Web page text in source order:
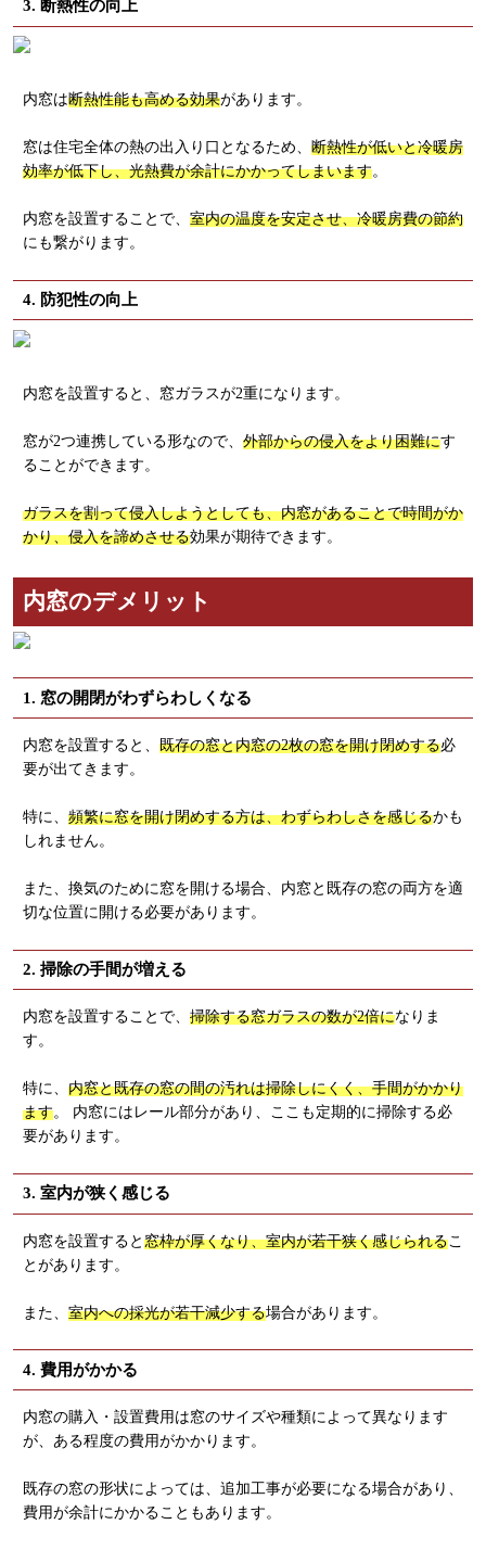
3. 断熱性の向上
内窓は断熱性能も高める効果があります。
窓は住宅全体の熱の出入り口となるため、 断熱性が低いと冷暖房
効率が低下し、光熱費が余計にかかってしまいます。
内窓を設置することで、 室内の温度を安定させ、冷暖房費の節約
にも繋がります。
4. 防犯性の向上
内窓を設置すると、窓ガラスが2重になります。
窓が2つ連携している形なので、 外部からの侵入をより困難にす
ることができます。
ガラスを割って侵入しようとしても、内窓があることで時間がか
かり、侵入を諦めさせる効果が期待できます。
内窓のデメリット
1. 窓の開閉がわずらわしくなる
内窓を設置すると、 既存の窓と内窓の2枚の窓を開け閉めする必
要が出てきます。
特に、 頻繁に窓を開け閉めする方は、わずらわしさを感じるかも
しれません。
また、換気のために窓を開ける場合、内窓と既存の窓の両方を適
切な位置に開ける必要があります。
2. 掃除の手間が増える
内窓を設置することで、 掃除する窓ガラスの数が2倍になりま
す。
特に、 内窓と既存の窓の間の汚れは掃除しにくく、手間がかかり
ます。 内窓にはレール部分があり、ここも定期的に掃除する必
要があります。
3. 室内が狭く感じる
内窓を設置すると 窓枠が厚くなり、室内が若干狭く感じられるこ
とがあります。
また、 室内への採光が若干減少する場合があります。
4. 費用がかかる
内窓の購入・設置費用は窓のサイズや種類によって異なります
が、ある程度の費用がかかります。
既存の窓の形状によっては、追加工事が必要になる場合があり、
費用が余計にかかることもあります。